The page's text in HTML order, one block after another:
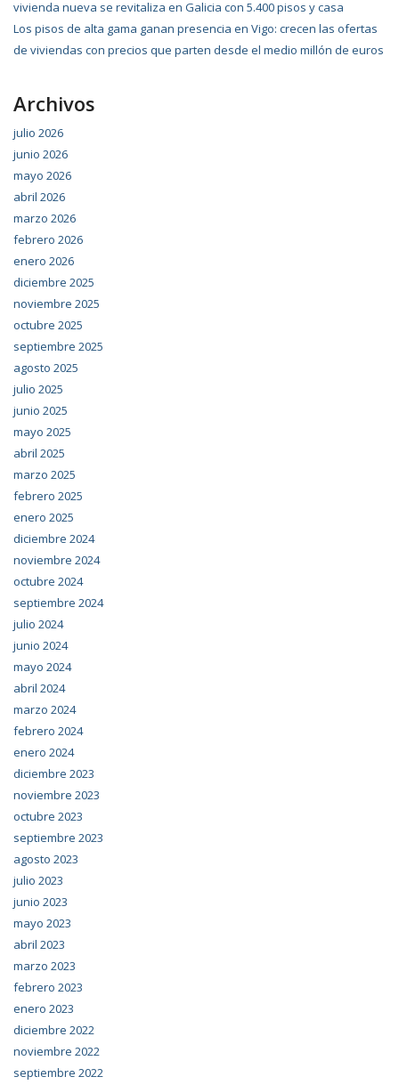
vivienda nueva se revitaliza en Galicia con 5.400 pisos y casa
Los pisos de alta gama ganan presencia en Vigo: crecen las ofertas
de viviendas con precios que parten desde el medio millón de euros
Archivos
julio 2026
junio 2026
mayo 2026
abril 2026
marzo 2026
febrero 2026
enero 2026
diciembre 2025
noviembre 2025
octubre 2025
septiembre 2025
agosto 2025
julio 2025
junio 2025
mayo 2025
abril 2025
marzo 2025
febrero 2025
enero 2025
diciembre 2024
noviembre 2024
octubre 2024
septiembre 2024
julio 2024
junio 2024
mayo 2024
abril 2024
marzo 2024
febrero 2024
enero 2024
diciembre 2023
noviembre 2023
octubre 2023
septiembre 2023
agosto 2023
julio 2023
junio 2023
mayo 2023
abril 2023
marzo 2023
febrero 2023
enero 2023
diciembre 2022
noviembre 2022
septiembre 2022